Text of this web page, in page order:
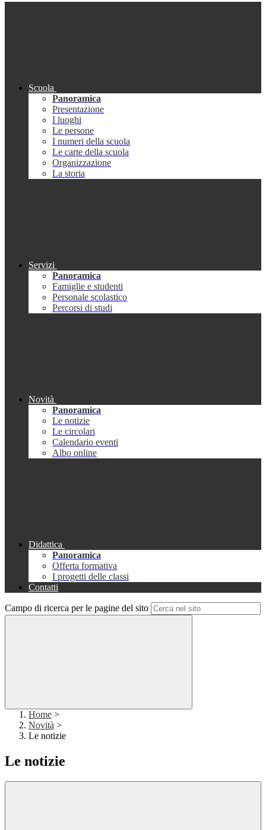
Scuola
Panoramica
Presentazione
I luoghi
Le persone
I numeri della scuola
Le carte della scuola
Organizzazione
La storia
Servizi
Panoramica
Famiglie e studenti
Personale scolastico
Percorsi di studi
Novità
Panoramica
Le notizie
Le circolari
Calendario eventi
Albo online
Didattica
Panoramica
Offerta formativa
I progetti delle classi
Contatti
Campo di ricerca per le pagine del sito
Home >
Novità >
Le notizie
Le notizie